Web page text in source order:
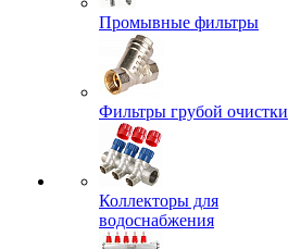
Промывные фильтры
Фильтры грубой очистки
Коллекторы для
водоснабжения